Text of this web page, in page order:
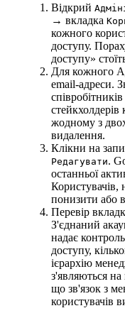
Відкрий
→ вкладка
кожного
доступу.
доступу»
Для кожного
email-адреси.
стейкхолдерів
жодному з
видалення.
Клікни на
Редагувати.
останньої
Користувачів,
понизити або
Перевір
З'єднаний
надає
доступу,
ієрархію
з'являються на
що зв'язок з
користувачів